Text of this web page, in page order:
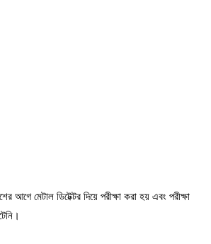
আগে মেটাল ডিটেক্টর দিয়ে পরীক্ষা করা হয় এবং পরীক্ষা